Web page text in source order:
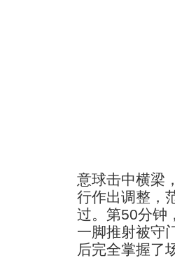
意球击中横梁
行作出调整，
过。第50分钟
一脚推射被守
后完全掌握了